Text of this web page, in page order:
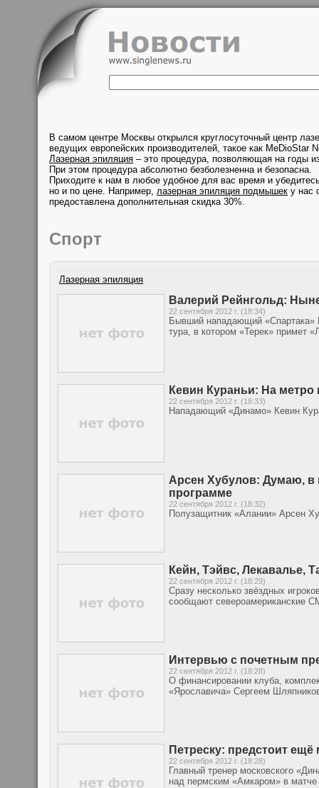
В самом центре Москвы открылся круглосуточный центр
ведущих европейских производителей, такое как MeDioStar
Лазерная эпиляция – это процедура, позволяющая на годы
При этом процедура абсолютно безболезненна и безопасна.
Приходите к нам в любое удобное для вас время и
но и по цене. Например, лазерная эпиляция подмышек у нас
предоставлена дополнительная скидка 30%.
Спорт
Лазерная эпиляция
Валерий Рейнгольд:
22 сентября 2012 г. (18:34)
Бывший нападающий «Спартака»
тура, в котором «Терек» примет
Кевин Кураньи: На
22 сентября 2012 г. (18:33)
Нападающий «Динамо» Кевин
Арсен Хубулов: Думаю, в
программе
22 сентября 2012 г. (18:32)
Полузащитник «Алании» Арсен
Кейн, Тэйвс, Лекавалье,
22 сентября 2012 г. (18:29)
Сразу несколько звёздных
сообщают североамериканские
Интервью с почетным
22 сентября 2012 г. (18:28)
О финансировании клуба,
«Ярославича» Сергеем
Петреску: предстоит ещё
22 сентября 2012 г. (18:28)
Главный тренер московского
над пермским «Амкаром» в матче